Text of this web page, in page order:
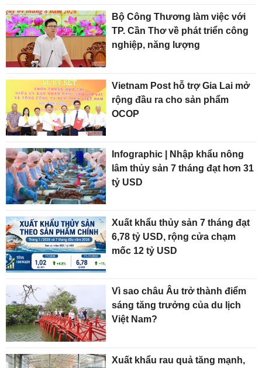
Bộ Công Thương làm việc với
TP. Cần Thơ về phát triển công
nghiệp, năng lượng
Vietnam Post hỗ trợ Gia Lai mở
rộng đầu ra cho sản phẩm
OCOP
Infographic | Nhập khẩu nông
lâm thủy sản 7 tháng đạt hơn 31
tỷ USD
Xuất khẩu thủy sản 7 tháng đạt
6,78 tỷ USD, rộng cửa chạm
mốc 12 tỷ USD
Vì sao châu Âu trở thành điểm
sáng tăng trưởng của du lịch
Việt Nam?
Xuất khẩu rau quả tăng mạnh,